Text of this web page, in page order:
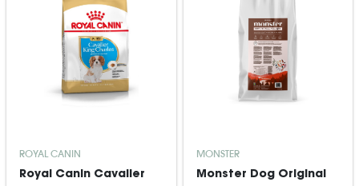
ROYAL CANIN
Royal Canin Cavalier
MONSTER
Monster Dog Original